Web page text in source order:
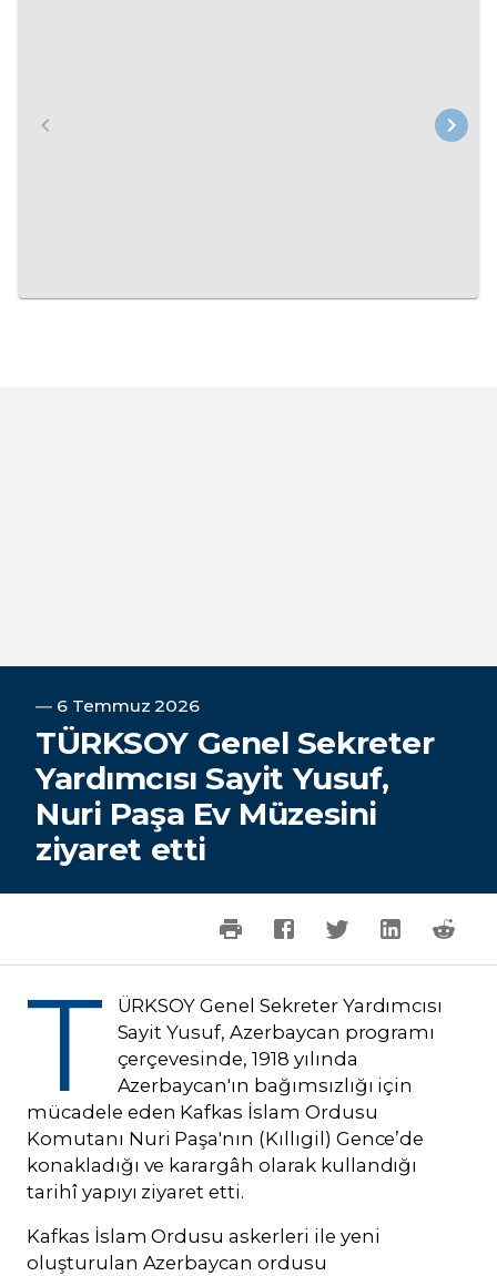
― 6 Temmuz 2026
TÜRKSOY Genel Sekreter
Yardımcısı Sayit Yusuf,
Nuri Paşa Ev Müzesini
ziyaret etti
T
ÜRKSOY Genel Sekreter Yardımcısı
Sayit Yusuf, Azerbaycan programı
çerçevesinde, 1918 yılında
Azerbaycan'ın bağımsızlığı için
mücadele eden Kafkas İslam Ordusu
Komutanı Nuri Paşa'nın (Kıllıgil) Gence’de
konakladığı ve karargâh olarak kullandığı
tarihî yapıyı ziyaret etti.
Kafkas İslam Ordusu askerleri ile yeni
oluşturulan Azerbaycan ordusu